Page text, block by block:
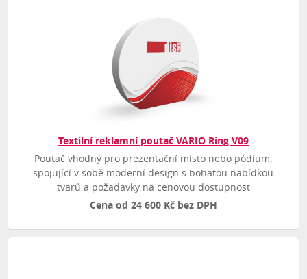
Textilní reklamní poutač VARIO Ring V09
Poutač vhodný pro prezentační místo nebo pódium,
spojující v sobě moderní design s bohatou nabídkou
tvarů a požadavky na cenovou dostupnost
Cena od 24 600 Kč bez DPH